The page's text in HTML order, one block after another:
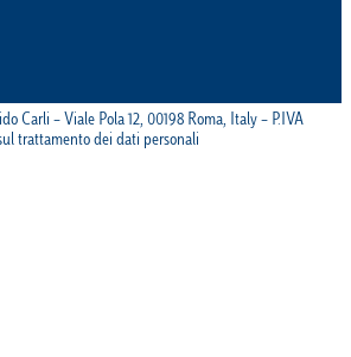
Carli – Viale Pola 12, 00198 Roma, Italy – P.IVA
trattamento dei dati personali